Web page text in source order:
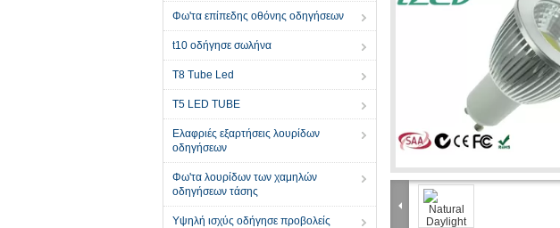
Φω'τα επίπεδης οθόνης οδηγήσεων
t10 οδήγησε σωλήνα
Τ8 Tube Led
T5 LED TUBE
Ελαφριές εξαρτήσεις λουρίδων
οδηγήσεων
Φω'τα λουρίδων των χαμηλών
οδηγήσεων τάσης
Υψηλή ισχύς οδήγησε προβολείς